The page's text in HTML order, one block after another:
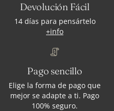
Devolución Fácil
14 días para pensártelo
+info
Pago sencillo
Elige la forma de pago que
mejor se adapte a ti. Pago
100% seguro.